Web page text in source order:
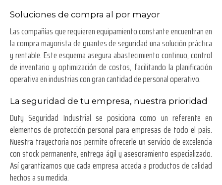
Soluciones de compra al por mayor
Las compañías que requieren equipamiento constante encuentran en
la compra mayorista de guantes de seguridad una solución práctica
y rentable. Este esquema asegura abastecimiento continuo, control
de inventario y optimización de costos, facilitando la planificación
operativa en industrias con gran cantidad de personal operativo.
La seguridad de tu empresa, nuestra prioridad
Duty Seguridad Industrial se posiciona como un referente en
elementos de protección personal para empresas de todo el país.
Nuestra trayectoria nos permite ofrecerle un servicio de excelencia
con stock permanente, entrega ágil y asesoramiento especializado.
Así garantizamos que cada empresa acceda a productos de calidad
hechos a su medida.